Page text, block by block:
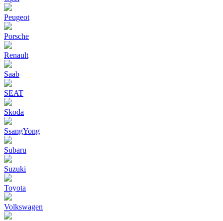
Peugeot
Porsche
Renault
Saab
SEAT
Skoda
SsangYong
Subaru
Suzuki
Toyota
Volkswagen